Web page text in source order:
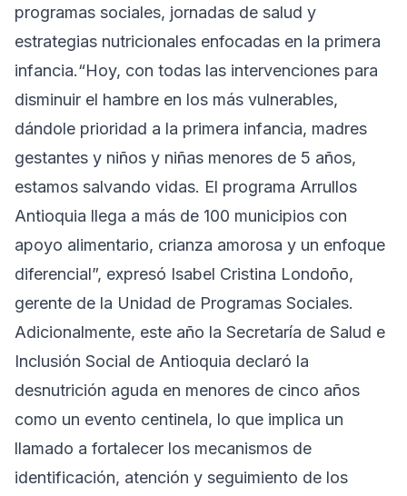
programas sociales, jornadas de salud y
estrategias nutricionales enfocadas en la primera
infancia.“Hoy, con todas las intervenciones para
disminuir el hambre en los más vulnerables,
dándole prioridad a la primera infancia, madres
gestantes y niños y niñas menores de 5 años,
estamos salvando vidas. El programa Arrullos
Antioquia llega a más de 100 municipios con
apoyo alimentario, crianza amorosa y un enfoque
diferencial”, expresó Isabel Cristina Londoño,
gerente de la Unidad de Programas Sociales.
Adicionalmente, este año la Secretaría de Salud e
Inclusión Social de Antioquia declaró la
desnutrición aguda en menores de cinco años
como un evento centinela, lo que implica un
llamado a fortalecer los mecanismos de
identificación, atención y seguimiento de los